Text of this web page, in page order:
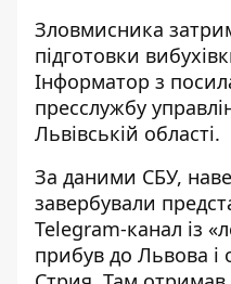
Зловмисника
підготовки
Інформатор з
пресслужбу у
Львівській області.
За даними СБУ,
завербували
Telegram-канал із
прибув до Львова і